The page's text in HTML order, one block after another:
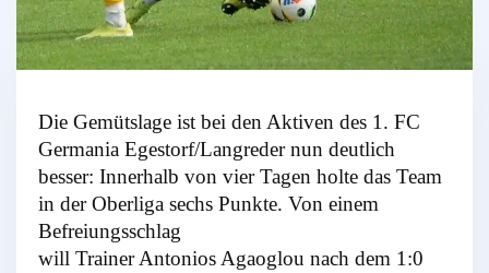
Die Gemütslage ist bei den Aktiven des 1. FC
Germania Egestorf/Langreder nun deutlich
besser: Innerhalb von vier Tagen holte das Team
in der Oberliga sechs Punkte. Von einem
Befreiungsschlag
will Trainer Antonios Agaoglou nach dem 1:0